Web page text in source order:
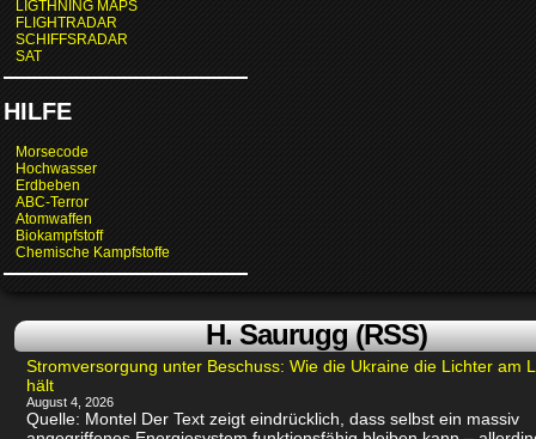
LIGTHNING MAPS
FLIGHTRADAR
SCHIFFSRADAR
SAT
HILFE
Morsecode
Hochwasser
Erdbeben
ABC-Terror
Atomwaffen
Biokampfstoff
Chemische Kampfstoffe
H. Saurugg (RSS)
Stromversorgung unter Beschuss: Wie die Ukraine die Lichter am
hält
August 4, 2026
Quelle: Montel Der Text zeigt eindrücklich, dass selbst ein massiv